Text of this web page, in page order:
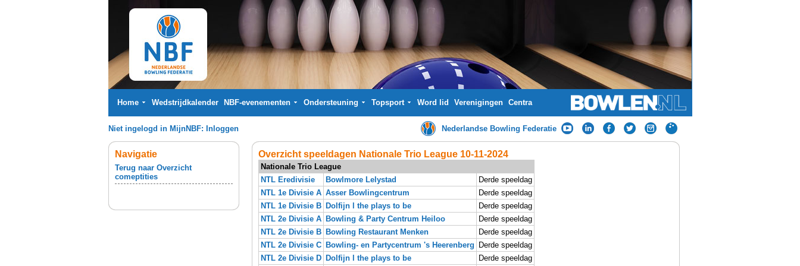
Home Wedstrijdkalender NBF-evenementen Ondersteuning Topsport Word lid Verenigingen Centra
Niet ingelogd in MijnNBF: Inloggen Nederlandse Bowling Federatie
Navigatie
Terug naar Overzicht
comeptities
Overzicht speeldagen Nationale Trio League 10-11-2024
Nationale Trio League
NTL Eredivisie
Bowlmore Lelystad
Derde speeldag
NTL 1e Divisie A Asser Bowlingcentrum
Derde speeldag
NTL 1e Divisie B
Dolfijn l the plays to be
Derde speeldag
NTL 2e Divisie A
Bowling & Party Centrum Heiloo
Derde speeldag
NTL 2e Divisie B
Bowling Restaurant Menken
Derde speeldag
NTL 2e Divisie C
Bowling- en Partycentrum 's Heerenberg
Derde speeldag
NTL 2e Divisie D
Dolfijn l the plays to be
Derde speeldag